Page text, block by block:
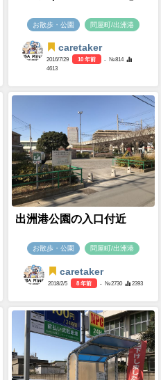
お散歩・公園 問屋町/出洲港
caretaker
2016/7/29 10 年前
- №814
4613
出洲港公園の入口付近
お散歩・公園 問屋町/出洲港
caretaker
2018/2/5 8 年前 - №2730 2393